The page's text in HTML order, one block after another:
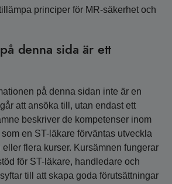
principer för MR-säkerhet och
denna sida är ett
på denna sidan inte är en
att ansöka till, utan endast ett
beskriver de kompetenser inom
en ST-läkare förväntas utveckla
flera kurser. Kursämnen fungerar
för ST-läkare, handledare och
till att skapa goda förutsättningar